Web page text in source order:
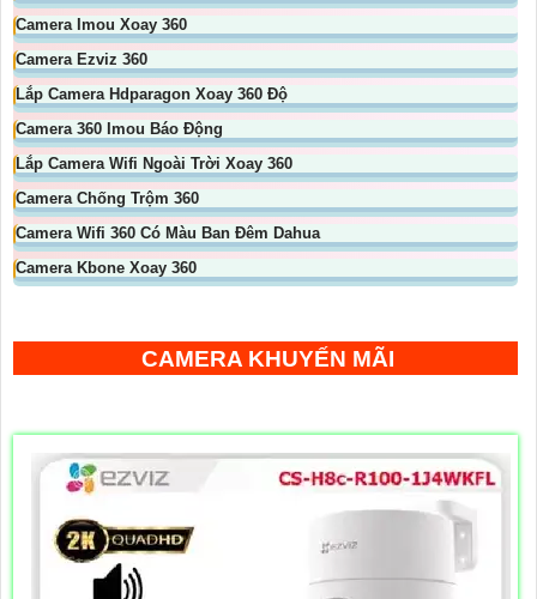
Camera Imou Xoay 360
Camera Ezviz 360
Lắp Camera Hdparagon Xoay 360 Độ
Camera 360 Imou Báo Động
Lắp Camera Wifi Ngoài Trời Xoay 360
Camera Chống Trộm 360
Camera Wifi 360 Có Màu Ban Đêm Dahua
Camera Kbone Xoay 360
CAMERA KHUYẾN MÃI